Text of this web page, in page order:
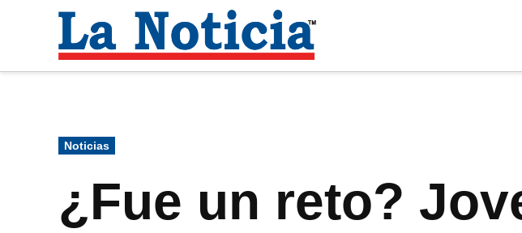
contenido
Noticia
Publicado
en
Noticias
¿Fue un reto?